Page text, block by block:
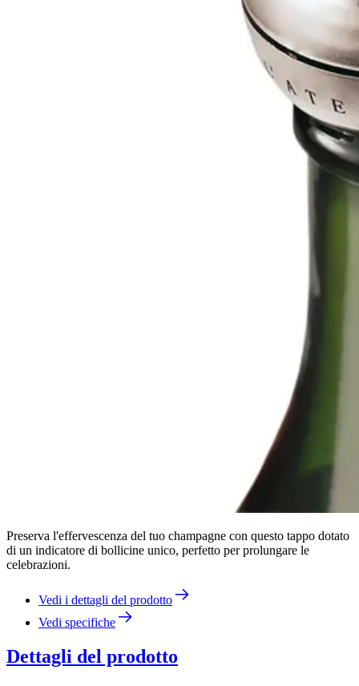
Preserva l'effervescenza del tuo champagne con questo tappo dotato
di un indicatore di bollicine unico, perfetto per prolungare le
celebrazioni.
Vedi i dettagli del prodotto
Vedi specifiche
Dettagli del prodotto